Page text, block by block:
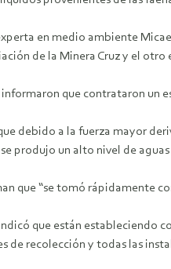
en medio ambiente
de la Minera Cruz y el
informaron que contrataron
debido a la fuerza mayor
produjo un alto nivel de
que “se tomó rápidamente
que están estableciendo
de recolección y todas las